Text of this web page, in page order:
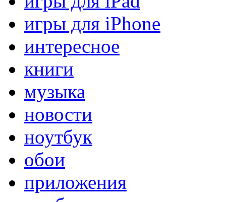
игры для iPhone
интересное
книги
музыка
новости
ноутбук
обои
приложения